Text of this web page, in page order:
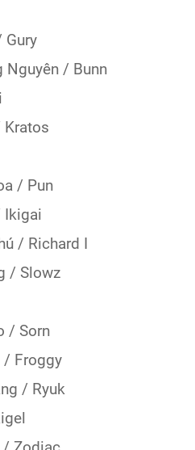
Gury
Nguyên / Bunn
/ Pun
Ikigai
/ Richard I
/ Slowz
/ Sorn
/ Froggy
/ Ryuk